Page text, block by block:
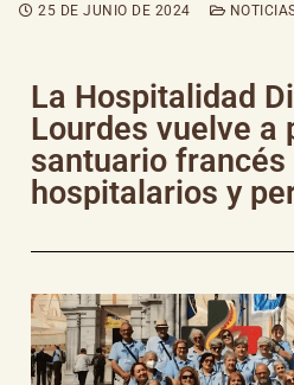
25 DE JUNIO DE 2024
La Hospitalidad
Lourdes vuelve a
santuario
hospitalarios y